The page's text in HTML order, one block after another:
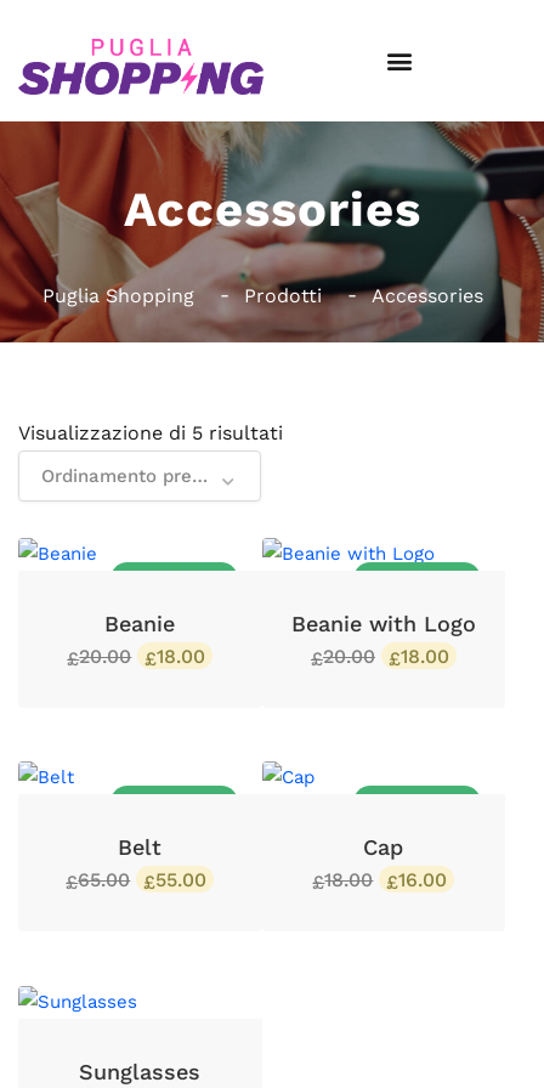
Accessories
Puglia Shopping Prodotti Accessories
Visualizzazione di 5 risultati
Ordinamento predefinito
Beanie
£20.00 £18.00
Beanie with Logo
£20.00 £18.00
Belt
£65.00 £55.00
Cap
£18.00 £16.00
Sunglasses